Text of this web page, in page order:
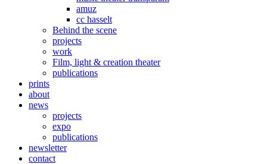
amuz
cc hasselt
Behind the scene
projects
work
Film, light & creation theater
publications
prints
about
news
projects
expo
publications
newsletter
contact